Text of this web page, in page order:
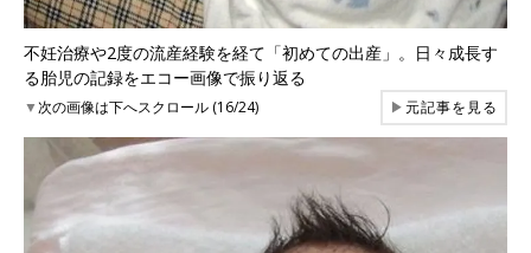
不妊治療や2度の流産経験を経て「初めての出産」。日々成長す
る胎児の記録をエコー画像で振り返る
▼次の画像は下へスクロール (16/24) ▶元記事を見る